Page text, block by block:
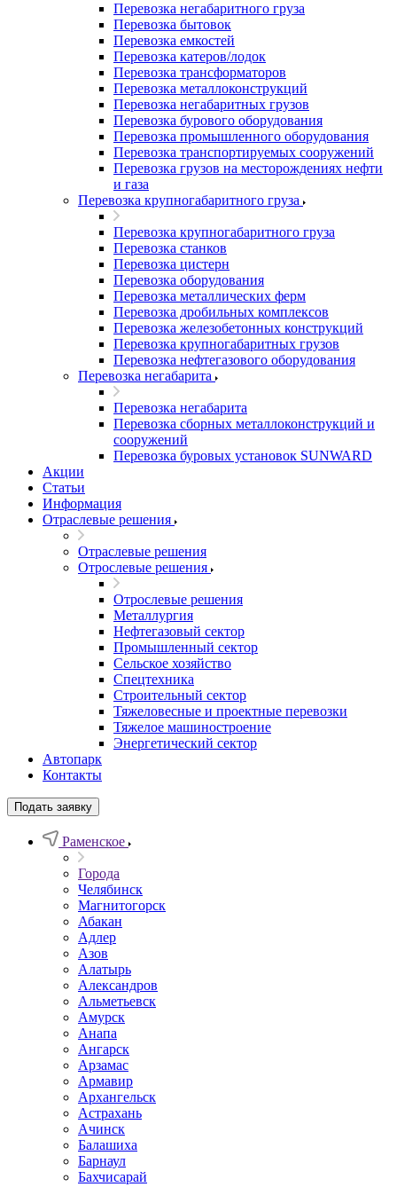
Перевозка негабаритного груза
Перевозка бытовок
Перевозка емкостей
Перевозка катеров/лодок
Перевозка трансформаторов
Перевозка металлоконструкций
Перевозка негабаритных грузов
Перевозка бурового оборудования
Перевозка промышленного оборудования
Перевозка транспортируемых сооружений
Перевозка грузов на месторождениях нефти
и газа
Перевозка крупногабаритного груза
Перевозка крупногабаритного груза
Перевозка станков
Перевозка цистерн
Перевозка оборудования
Перевозка металлических ферм
Перевозка дробильных комплексов
Перевозка железобетонных конструкций
Перевозка крупногабаритных грузов
Перевозка нефтегазового оборудования
Перевозка негабарита
Перевозка негабарита
Перевозка сборных металлоконструкций и
сооружений
Перевозка буровых установок SUNWARD
Акции
Статьи
Информация
Отраслевые решения
Отраслевые решения
Отрослевые решения
Отрослевые решения
Металлургия
Нефтегазовый сектор
Промышленный сектор
Сельское хозяйство
Спецтехника
Строительный сектор
Тяжеловесные и проектные перевозки
Тяжелое машиностроение
Энергетический сектор
Автопарк
Контакты
Подать заявку
Раменское
Города
Челябинск
Магнитогорск
Абакан
Адлер
Азов
Алатырь
Александров
Альметьевск
Амурск
Анапа
Ангарск
Арзамас
Армавир
Архангельск
Астрахань
Ачинск
Балашиха
Барнаул
Бахчисарай